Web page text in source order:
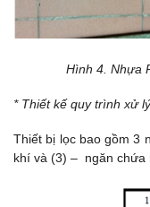
Hình 4. Nhựa
* Thiết kế quy trình xử
Thiết bị lọc bao gồm 3
khí và (3) – ngăn chứa